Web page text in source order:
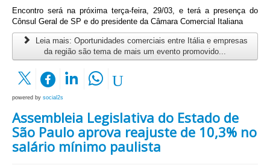
Encontro será na próxima terça-feira, 29/03, e terá a presença do
Cônsul Geral de SP e do presidente da Câmara Comercial Italiana
Leia mais: Oportunidades comerciais entre Itália e empresas
da região são tema de mais um evento promovido...
powered by social2s
Assembleia Legislativa do Estado de
São Paulo aprova reajuste de 10,3% no
salário mínimo paulista